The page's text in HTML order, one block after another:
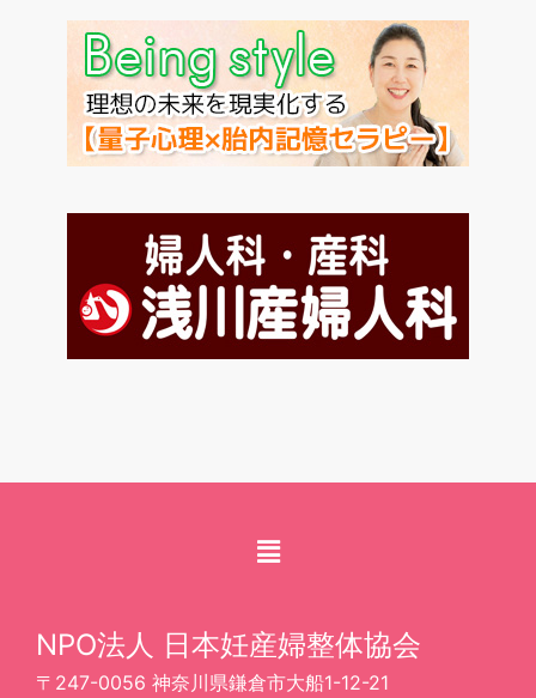
NPO法人 日本妊産婦整体協会
〒247-0056 神奈川県鎌倉市大船1-12-21